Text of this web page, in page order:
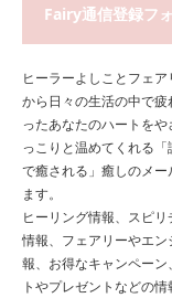
Fairy通信登録フ
ヒーラーよしことフェア
から日々の生活の中で疲
ったあなたのハートをや
っこりと温めてくれる「
で癒される」癒しのメー
ます。
ヒーリング情報、スピ
情報、フェアリーやエン
報、お得なキャンペーン
トやプレゼントなどの情